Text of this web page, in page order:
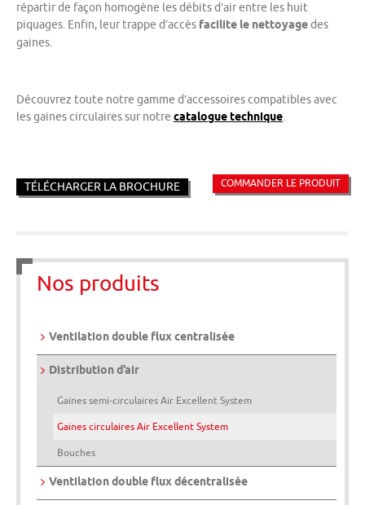
répartir de façon homogène les débits d’air entre les huit
piquages. Enfin, leur trappe d’accès facilite le nettoyagedes
gaines.
Découvrez toute notre gamme d’accessoires compatibles avec
les gaines circulaires sur notre catalogue technique.
TÉLÉCHARGER LA BROCHURE COMMANDER LE PRODUIT
Nos produits
Ventilation double flux centralisée
Distribution d’air
Gaines semi-circulaires Air Excellent System
Gaines circulaires Air Excellent System
Bouches
Ventilation double flux décentralisée